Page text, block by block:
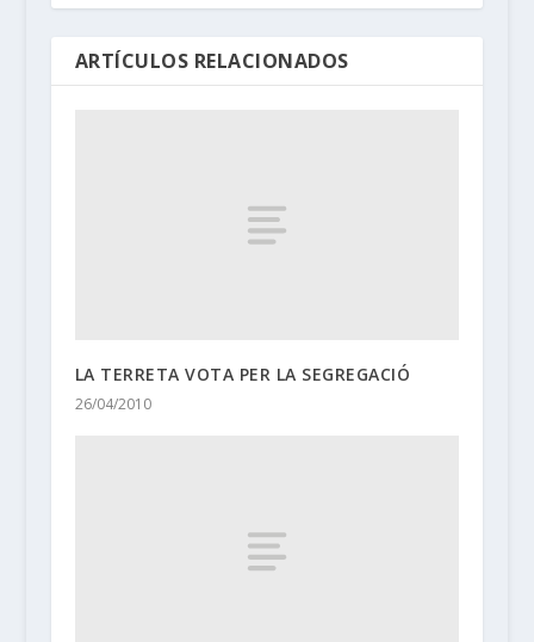
ARTÍCULOS RELACIONADOS
LA TERRETA VOTA PER LA SEGREGACIÓ
26/04/2010